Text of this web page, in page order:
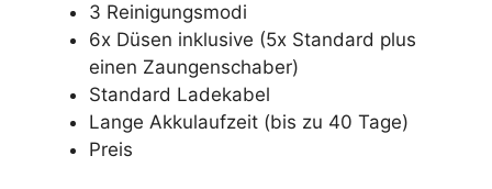
3 Reinigungsmodi
6x Düsen inklusive (5x Standard plus
einen Zaungenschaber)
Standard Ladekabel
Lange Akkulaufzeit (bis zu 40 Tage)
Preis